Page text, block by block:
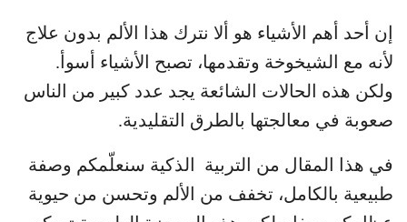
إن أحد أهم الأشياء هو ألا نترك هذا الألم بدون علاج
لأنه مع الشيخوخة وتقدمها، تصبح الأشياء أسوأ.
ولكن هذه الحالات الشائعة يجد عدد كبير من الناس
صعوبة في معالجتها بالطرق التقليدية.
في هذا المقال من التربية الذكية سنعلّمكم وصفة
طبيعية بالكامل، تخفف من الألم وتحسن من حيوية